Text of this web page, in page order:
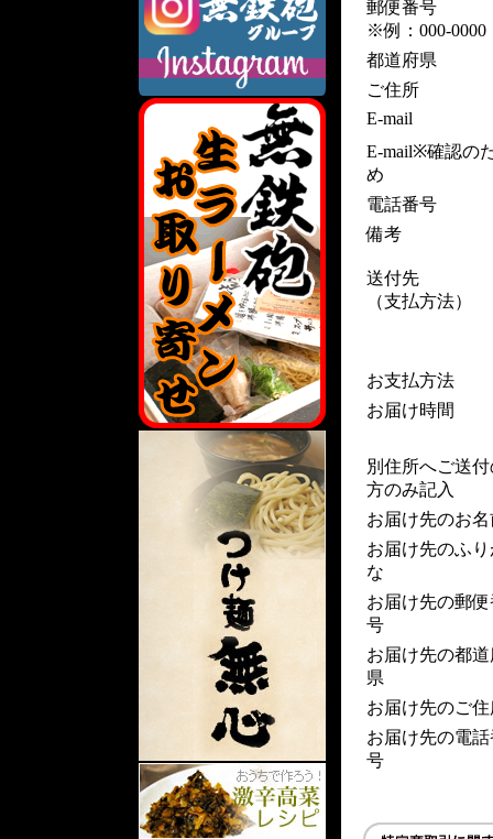
郵便番号
※例：000-0000
都道府県
ご住所
E-mail
E-mail※確認の
め
電話番号
備考
送付先
（支払方法）
お支払方法
お届け時間
別住所へご送
方のみ記入
お届け先のお名
お届け先のふり
な
お届け先の郵便
号
お届け先の都道
県
お届け先のご住
お届け先の電話
号